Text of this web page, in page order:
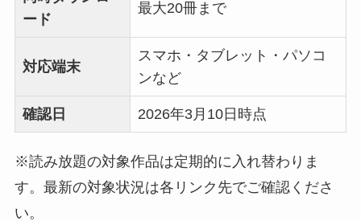
ード
最大20冊まで
対応端末
スマホ・タブレット・パソコ
ンなど
確認日 2026年3月10日時点
※読み放題の対象作品は定期的に入れ替わりま
す。最新の対象状況は各リンク先でご確認くださ
い。